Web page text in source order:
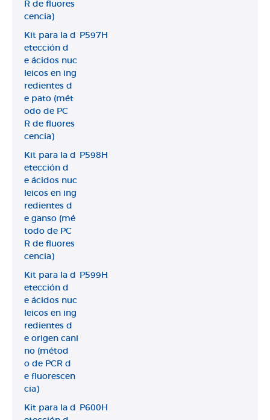
R de fluores
cencia)
Kit para la d
etección d
e ácidos nuc
leicos en ing
redientes d
e pato (mét
odo de PC
R de fluores
cencia)
P597H
Kit para la d
etección d
e ácidos nuc
leicos en ing
redientes d
e ganso (mé
todo de PC
R de fluores
cencia)
P598H
Kit para la d
etección d
e ácidos nuc
leicos en ing
redientes d
e origen cani
no (métod
o de PCR d
e fluorescen
cia)
P599H
Kit para la d
P600H